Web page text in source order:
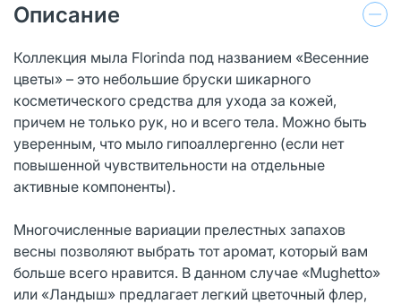
Описание
Коллекция мыла Florinda под названием «Весенние
цветы» – это небольшие бруски шикарного
косметического средства для ухода за кожей,
причем не только рук, но и всего тела. Можно быть
уверенным, что мыло гипоаллергенно (если нет
повышенной чувствительности на отдельные
активные компоненты).
Многочисленные вариации прелестных запахов
весны позволяют выбрать тот аромат, который вам
больше всего нравится. В данном случае «Mughetto»
или «Ландыш» предлагает легкий цветочный флер,